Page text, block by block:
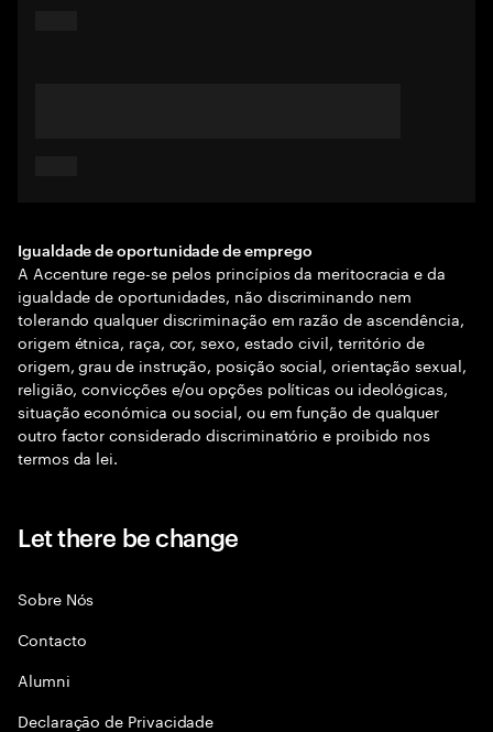
Igualdade de oportunidade de emprego
A Accenture rege-se pelos princípios da meritocracia e da
igualdade de oportunidades, não discriminando nem
tolerando qualquer discriminação em razão de ascendência,
origem étnica, raça, cor, sexo, estado civil, território de
origem, grau de instrução, posição social, orientação sexual,
religião, convicções e/ou opções políticas ou ideológicas,
situação económica ou social, ou em função de qualquer
outro factor considerado discriminatório e proibido nos
termos da lei.
Let there be change
Sobre Nós
Contacto
Alumni
Declaraçāo de Privacidade